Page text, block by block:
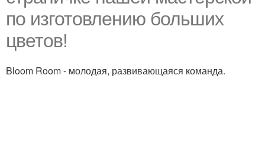
по изготовлению больших
цветов!
Bloom Room - молодая, развивающаяся команда.